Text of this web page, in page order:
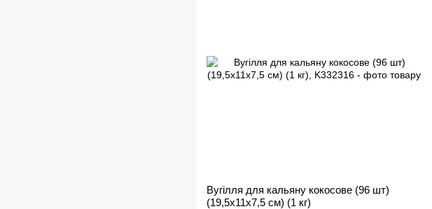
Вугілля для кальяну кокосове (96 шт)
(19,5х11х7,5 см) (1 кг)